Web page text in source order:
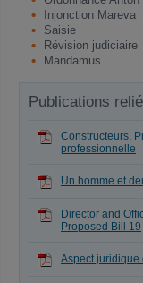
Injonction Mareva
Saisie
Révision judiciaire
Mandamus
Publications
Constructeurs,
professionnelle
Un homme et
Director and
Proposed Bill 19
Aspect juridique